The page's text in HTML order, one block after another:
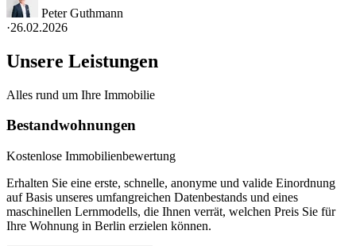
Peter Guthmann
·26.02.2026
Unsere Leistungen
Alles rund um Ihre Immobilie
Bestandwohnungen
Kostenlose Immobilienbewertung
Erhalten Sie eine erste, schnelle, anonyme und valide Einordnung
auf Basis unseres umfangreichen Datenbestands und eines
maschinellen Lernmodells, die Ihnen verrät, welchen Preis Sie für
Ihre Wohnung in Berlin erzielen können.